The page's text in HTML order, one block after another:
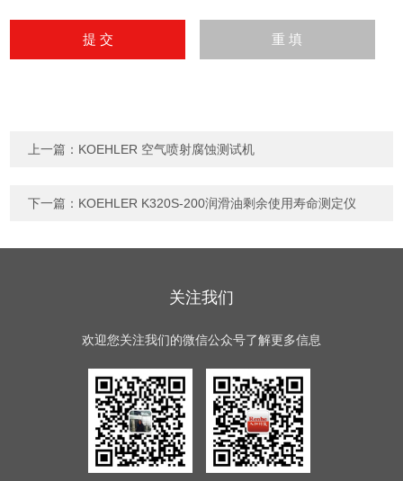
上一篇： KOEHLER 空气喷射腐蚀测试机
下一篇： KOEHLER K320S-200润滑油剩余使用寿命测定仪
关注我们
欢迎您关注我们的微信公众号了解更多信息